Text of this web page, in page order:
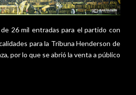
26 mil entradas para el partido con
para la Tribuna Henderson de
por lo que se abrió la venta a público